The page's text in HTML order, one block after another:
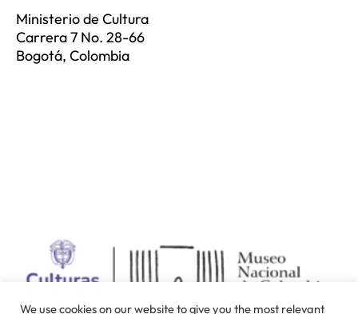
Ministerio de Cultura
Carrera 7 No. 28-66
Bogotá, Colombia
We use cookies on our website to give you the most relevant